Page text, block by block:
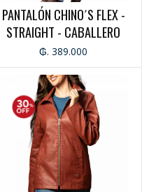
PANTALÓN CHINO´S FLEX -
STRAIGHT - CABALLERO
₲. 389.000